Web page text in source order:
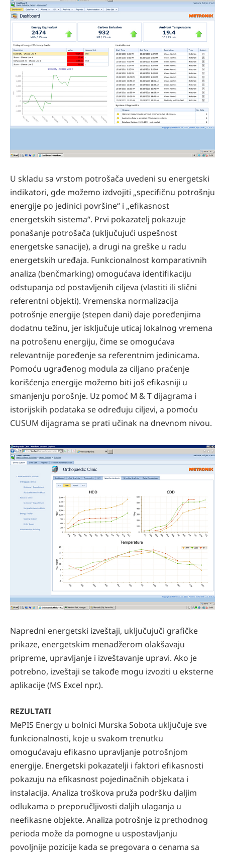
U skladu sa vrstom potrošača uvedeni su energetski
indikatori, gde možemo izdvojiti „specifičnu potrošnju
energije po jedinici površine“ i „efikasnost
energetskih sistema“. Prvi pokazatelj pokazuje
ponašanje potrošača (uključujući uspešnost
energetske sanacije), a drugi na greške u radu
energetskih uređaja. Funkcionalnost komparativnih
analiza (benčmarking) omogućava identifikaciju
odstupanja od postavljenih ciljeva (vlastiti ili slični
referentni objekti). Vremenska normalizacija
potrošnje energije (stepen dani) daje poređenjima
dodatnu težinu, jer isključuje uticaj lokalnog vremena
na potrošenu energiju, čime se omogućava
relevantnije poređenje sa referentnim jedinicama.
Pomoću ugrađenog modula za ciljano praćenje
korišćenja energije možemo biti još efikasniji u
smanjenju porošnje. Uz pomoć M & T dijagrama i
istorijskih podataka se određuju ciljevi, a pomoću
CUSUM dijagrama se prati učinak na dnevnom nivou.
Napredni energetski izveštaji, uključujuči grafičke
prikaze, energetskim menadžerom olakšavaju
pripreme, upravljanje i izveštavanje upravi. Ako je
potrebno, izveštaji se takođe mogu izvoziti u eksterne
aplikacije (MS Excel npr.).
REZULTATI
MePIS Energy u bolnici Murska Sobota uključuje sve
funkcionalnosti, koje u svakom trenutku
omogućavaju efikasno upravljanje potrošnjom
energije. Energetski pokazatelji i faktori efikasnosti
pokazuju na efikasnost pojedinačnih objekata i
instalacija. Analiza troškova pruža podršku daljim
odlukama o preporučljivosti daljih ulaganja u
neefikasne objekte. Analiza potrošnje iz prethodnog
perioda može da pomogne u uspostavljanju
povoljnije pozicije kada se pregovara o cenama sa